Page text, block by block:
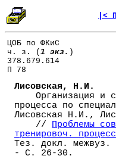
|<
ЦОБ по ФКиС
ч. з. ( 1 экз. )
378.679.614
П 78
Лисовская, Н.И.
Организация и
процесса по
Лисовская Н.И.,
// Проблемы
тренировоч.
Тез. докл. межвуз.
- С. 26-30.